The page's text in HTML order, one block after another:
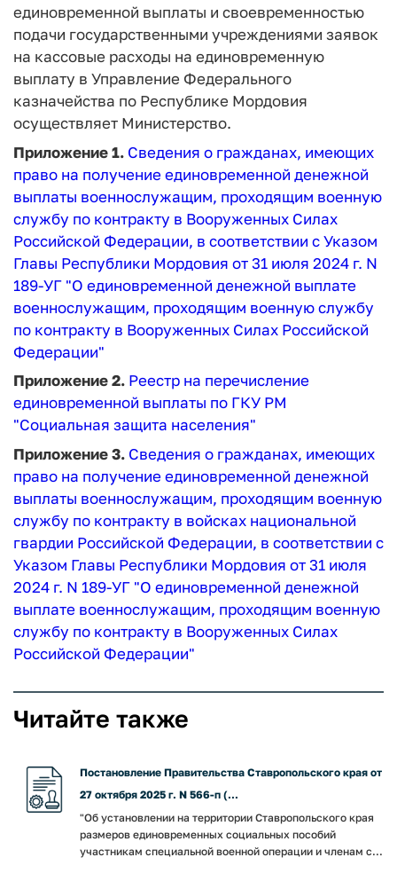
единовременной выплаты и своевременностью
подачи государственными учреждениями заявок
на кассовые расходы на единовременную
выплату в Управление Федерального
казначейства по Республике Мордовия
осуществляет Министерство.
Приложение 1. Сведения о гражданах, имеющих
право на получение единовременной денежной
выплаты военнослужащим, проходящим военную
службу по контракту в Вооруженных Силах
Российской Федерации, в соответствии с Указом
Главы Республики Мордовия от 31 июля 2024 г. N
189-УГ "О единовременной денежной выплате
военнослужащим, проходящим военную службу
по контракту в Вооруженных Силах Российской
Федерации"
Приложение 2. Реестр на перечисление
единовременной выплаты по ГКУ РМ
"Социальная защита населения"
Приложение 3. Сведения о гражданах, имеющих
право на получение единовременной денежной
выплаты военнослужащим, проходящим военную
службу по контракту в войсках национальной
гвардии Российской Федерации, в соответствии с
Указом Главы Республики Мордовия от 31 июля
2024 г. N 189-УГ "О единовременной денежной
выплате военнослужащим, проходящим военную
службу по контракту в Вооруженных Силах
Российской Федерации"
Читайте также
Постановление Правительства Ставропольского края от
27 октября 2025 г. N 566-п (...
"Об установлении на территории Ставропольского края
размеров единовременных социальных пособий
участникам специальной военной операции и членам с...